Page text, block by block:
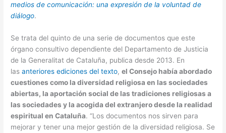
medios de comunicación: una expresión de la voluntad de
diálogo.
Se trata del quinto de una serie de documentos que este
órgano consultivo dependiente del Departamento de Justicia
de la Generalitat de Cataluña, publica desde 2013. En
lasanteriores ediciones del texto,el Consejo había abordado
cuestiones como la diversidad religiosa en las sociedades
abiertas, la aportación social de las tradiciones religiosas a
las sociedades y la acogida del extranjero desde la realidad
espiritual en Cataluña. “Los documentos nos sirven para
mejorar y tener una mejor gestión de la diversidad religiosa. Se